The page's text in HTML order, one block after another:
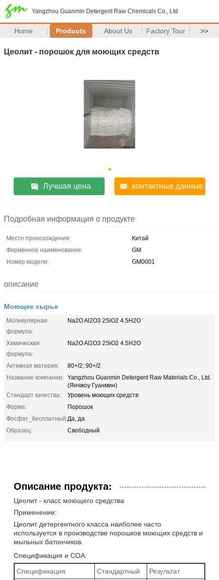
Yangzhou Guanmin Detergent Raw Chemicals Co., Ltd
Home Products About Us Factory Tour >>
Цеолит - порошок для моющих средств
Лучшая цена контактные данные
Подробная информация о продукте
Место происхождения:
Китай
Фирменное наименование:
GM
Номер модели:
GM0001
описание
Моющее сырье
Молекулярная
формула:
Na2O Al2O3 2SiO2 4.5H2O
Химическая
формула:
Na2O Al2O3 2SiO2 4.5H2O
Активная материя:
80+/2; 90+/2
Название компании: Yangzhou Guanmin Detergent Raw Materials Co., Ltd.
(Янчжоу Гуанмин)
Стандарт качества:
Уровень моющих средств
Форма:
Порошок
Фосфат_бесплатный:Да, да.
Образец:
Свободный
Описание продукта:
Цеолит - класс моющего средства
Применение:
Цеолит детергентного класса наиболее часто
используется в производстве порошков моющих средств и
мыльных батончиков.
Спецификация и СОА:
Спецификация
Стандартный
Результат